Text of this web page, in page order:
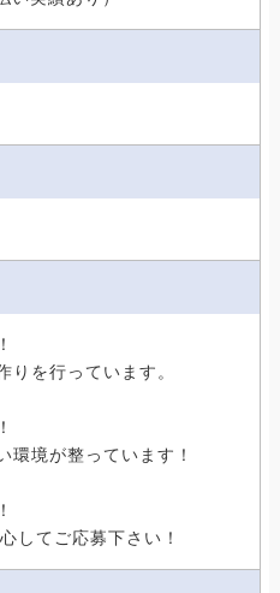
りを行っています。
環境が整っています！
してご応募下さい！